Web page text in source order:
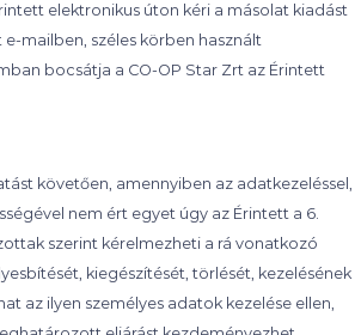
elektronikus úton kéri a másolat kiadást
mailben, széles körben használt
bocsátja a CO-OP Star Zrt az Érintett
követően, amennyiben az adatkezeléssel,
nem ért egyet úgy az Érintett a 6.
szerint kérelmezheti a rá vonatkozó
kiegészítését, törlését, kezelésének
az ilyen személyes adatok kezelése ellen,